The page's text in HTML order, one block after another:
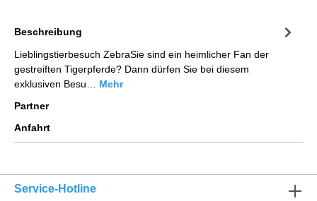
Beschreibung
Lieblingstierbesuch ZebraSie sind ein heimlicher Fan der
gestreiften Tigerpferde? Dann dürfen Sie bei diesem
exklusiven Besu… Mehr
Partner
Anfahrt
Service-Hotline